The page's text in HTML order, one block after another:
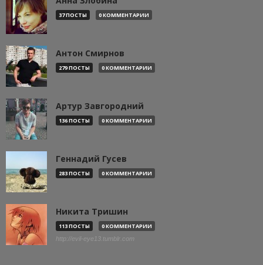
37 ПОСТЫ 0 КОММЕНТАРИИ
Антон Смирнов
279 ПОСТЫ 0 КОММЕНТАРИИ
Артур Завгородний
136 ПОСТЫ 0 КОММЕНТАРИИ
Геннадий Гусев
283 ПОСТЫ 0 КОММЕНТАРИИ
Никита Тришин
113 ПОСТЫ 0 КОММЕНТАРИИ
http://evil-eye13.tumblr.com